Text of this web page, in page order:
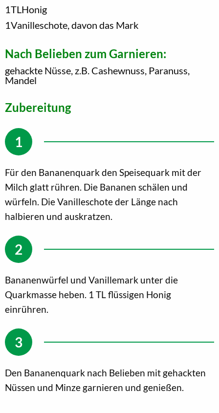
1TL Honig
1Vanilleschote, davon das Mark
Nach Belieben zum Garnieren:
gehackte Nüsse, z.B. Cashewnuss, Paranuss,
Mandel
Zubereitung
Für den Bananenquark den Speisequark mit der
Milch glatt rühren. Die Bananen schälen und
würfeln. Die Vanilleschote der Länge nach
halbieren und auskratzen.
Bananenwürfel und Vanillemark unter die
Quarkmasse heben. 1 TL flüssigen Honig
einrühren.
Den Bananenquark nach Belieben mit gehackten
Nüssen und Minze garnieren und genießen.